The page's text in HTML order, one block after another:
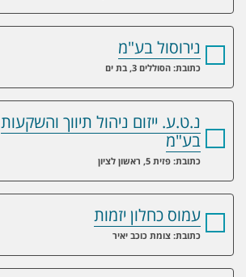
נירוסול בע"מ
כתובת: הסוללים 3, בת ים
נ.ט.ע. ייזום ניהול תיווך והשקעות
בע"מ
כתובת: פזית 5, ראשון לציון
עמוס כחלון יזמות
כתובת: צומת כוכב יאיר